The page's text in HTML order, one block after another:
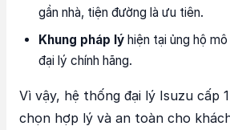
gần nhà, tiện đường là ưu tiên.
Khung pháp lý hiện tại ủng hộ
đại lý chính hãng.
Vì vậy, hệ thống đại lý Isuzu cấp
chọn hợp lý và an toàn cho